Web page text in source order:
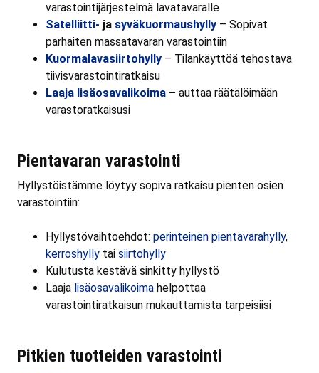
varastointijärjestelmä lavatavaralle
Satelliitti- ja syväkuormaushylly – Sopivat
parhaiten massatavaran varastointiin
Kuormalavasiirtohylly – Tilankäyttöä tehostava
tiivisvarastointiratkaisu
Laaja lisäosavalikoima – auttaa räätälöimään
varastoratkaisusi
Pientavaran varastointi
Hyllystöistämme löytyy sopiva ratkaisu pienten osien
varastointiin:
Hyllystövaihtoehdot: perinteinen pientavarahylly,
kerroshylly tai siirtohylly
Kulutusta kestävä sinkitty hyllystö
Laaja lisäosavalikoima helpottaa
varastointiratkaisun mukauttamista tarpeisiisi
Pitkien tuotteiden varastointi